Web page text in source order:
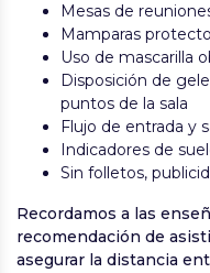
Mesas de
Mamparas
Uso de mascarilla
Disposición de
puntos de la sala
Flujo de entrada y
Indicadores de
Sin folletos,
Recordamos a las
recomendación de
asegurar la distancia